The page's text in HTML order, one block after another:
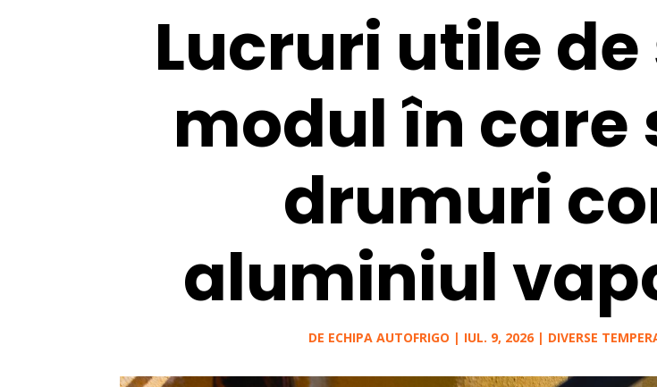
Lucruri utile
modul în care
drumuri
aluminiul
DE ECHIPA AUTOFRIGO | IUL. 9, 2026 | DIVERSE